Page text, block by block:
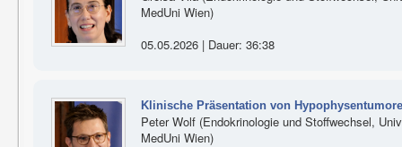
MedUni Wien)
05.05.2026 | Dauer: 36:38
Klinische Präsentation von
Peter Wolf (Endokrinologie und Stoffwechsel,
MedUni Wien)